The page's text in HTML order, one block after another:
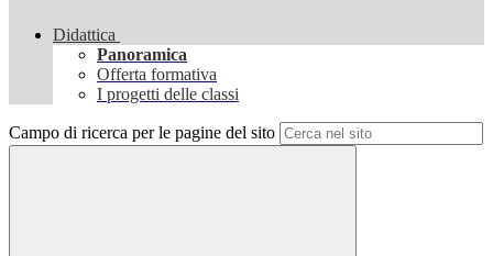
Didattica
Panoramica
Offerta formativa
I progetti delle classi
Campo di ricerca per le pagine del sito